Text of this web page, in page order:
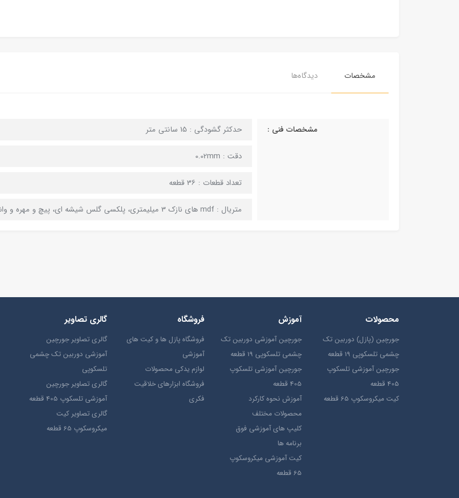
مشخصات دیدگاه‌ها
مشخصات فنی : حدکثر گشودگی : 15 سانتی متر
دقت : 0.02mm
تعداد قطعات : 36 قطعه
متریال : mdf های نازک 3 میلیمتری، پلکسی گلس شیشه ای، پیچ و مهره و واشر
محصولات
جورچین (پازل) دوربین تک
چشمی تلسکوپی 19 قطعه
جورچین آموزشی تلسکوپ
405 قطعه
کیت میکروسکوپ 65 قطعه
آموزش
جورچین آموزشی دوربین تک
چشمی تلسکوپی 19 قطعه
جورچین آموزشی تلسکوپ
405 قطعه
آموزش نحوه کارکرد
محصولات مختلف
کلیپ های آموزشی فوق
برنامه ها
کیت آموزشی میکروسکوپ
65 قطعه
فروشگاه
فروشگاه پازل ها و کیت های
آموزشی
لوازم یدکی محصولات
فروشگاه ابزارهای خلاقیت
فکری
گالری تصاویر
گالری تصاویر جورچین
آموزشی دوربین تک چشمی
تلسکوپی
گالری تصاویر جورچین
آموزشی تلسکوپ 405 قطعه
گالری تصاویر کیت
میکروسکوپ 65 قطعه